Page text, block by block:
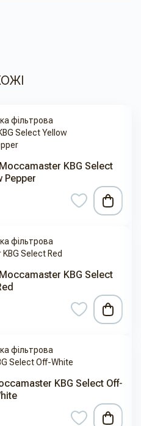
KBG Select
Pepper
KBG Select
KBG Select Off-